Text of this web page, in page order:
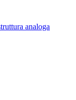
analoga